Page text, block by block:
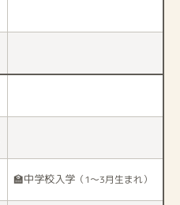
🏫中学校入学（1〜3月生まれ）